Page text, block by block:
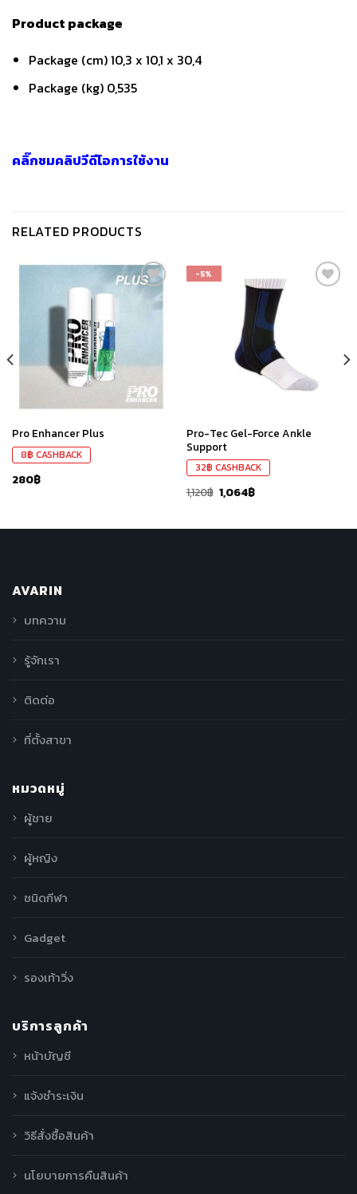
Product package
Package (cm) 10,3 x 10,1 x 30,4
Package (kg) 0,535
คลิ๊กชมคลิปวีดีโอการใช้งาน
RELATED PRODUCTS
เก็บ
Pro Enhancer Plus
8฿ CASHBACK
280฿
-5%
Pro-Tec Gel-Force Ankle
Support
32฿ CASHBACK
1,120฿ 1,064฿
AVARIN
บทความ
รู้จักเรา
ติดต่อ
ที่ตั้งสาขา
หมวดหมู่
ผู้ชาย
ผู้หญิง
ชนิดกีฬา
Gadget
รองเท้าวิ่ง
บริการลูกค้า
หน้าบัญชี
แจ้งชำระเงิน
วิธีสั่งซื้อสินค้า
นโยบายการคืนสินค้า